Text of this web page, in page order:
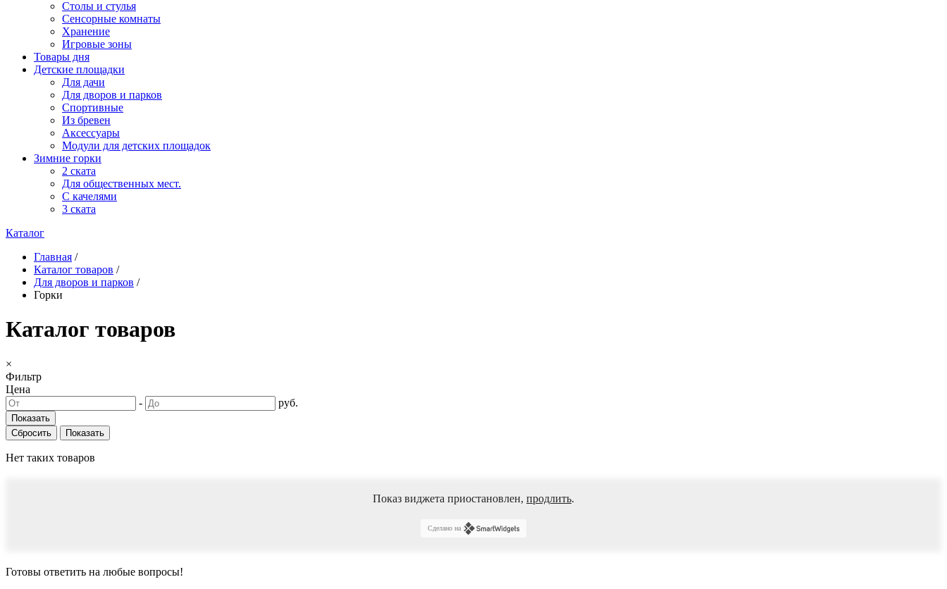
Столы и стулья
Сенсорные комнаты
Хранение
Игровые зоны
Товары дня
Детские площадки
Для дачи
Для дворов и парков
Спортивные
Из бревен
Аксессуары
Модули для детских площадок
Зимние горки
2 ската
Для общественных мест.
С качелями
3 ската
Каталог
Главная /
Каталог товаров /
Для дворов и парков /
Горки
Каталог товаров
×
Фильтр
Цена
-
руб.
Сбросить
Нет таких товаров
Показ виджета приостановлен, продлить.
Сделано на
Готовы ответить на любые вопросы!